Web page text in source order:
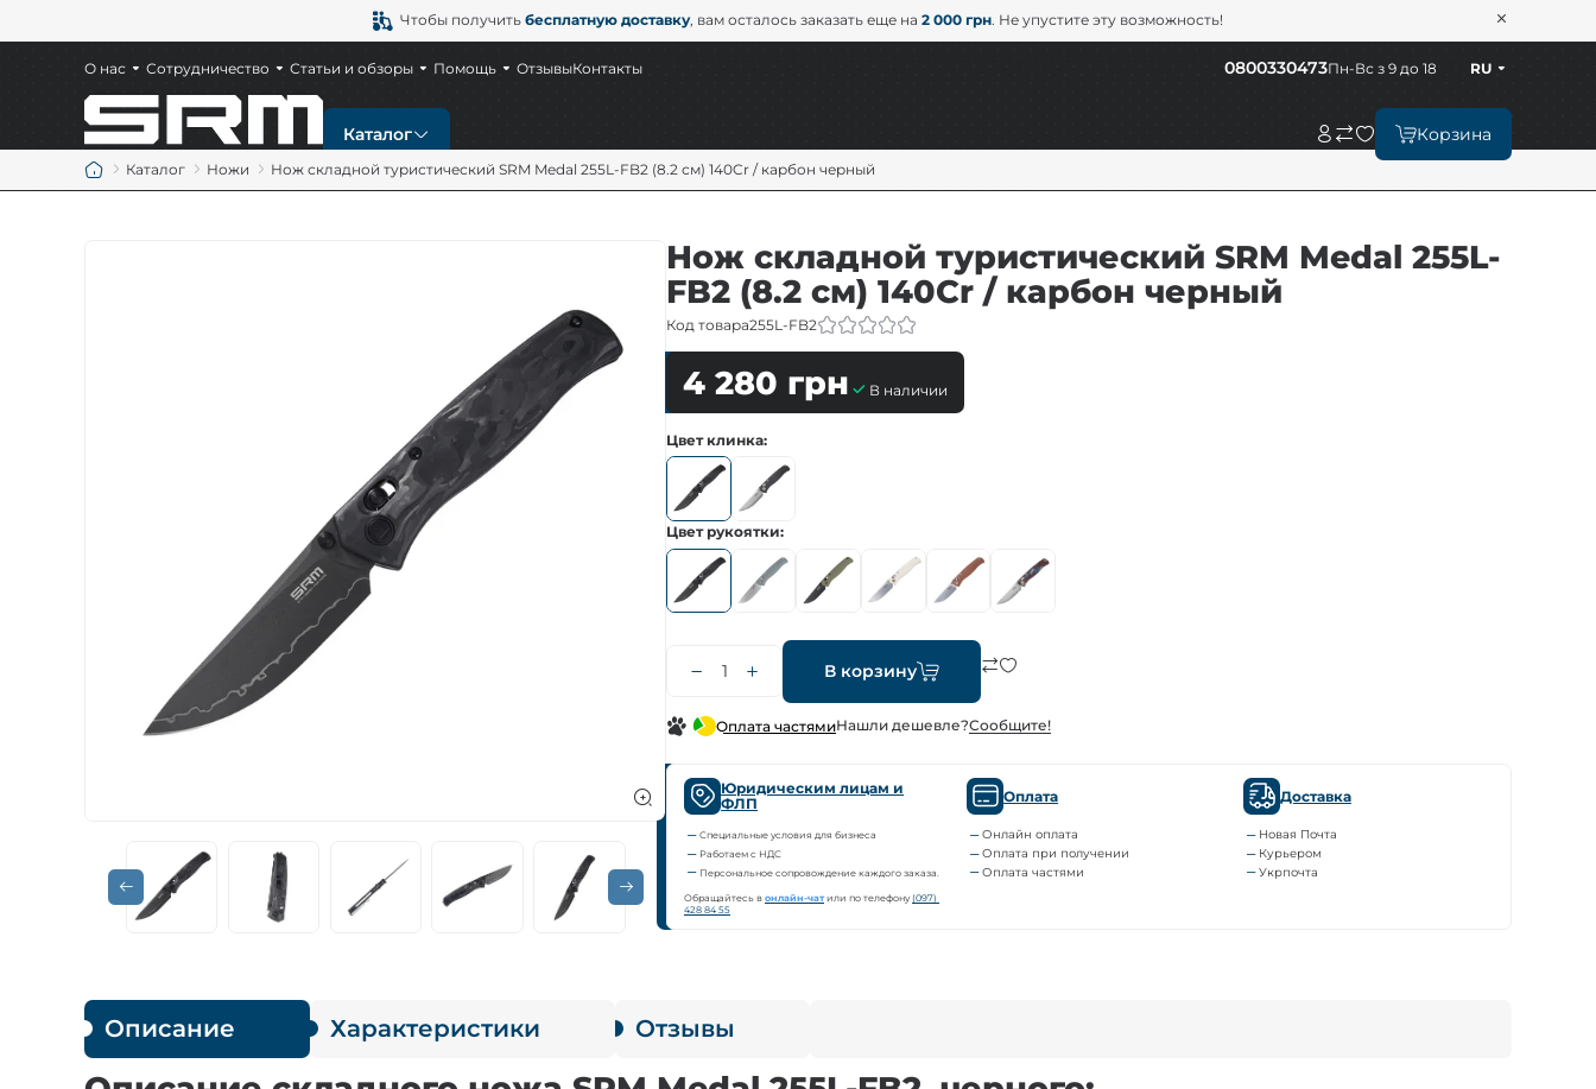
Чтобы получить бесплатную доставку, вам осталось заказать еще на 2 000 грн. Не упустите эту возможность!
Каталог
Тактические ножи
Охотничьи ножи
Ножи EDC
Корзина
Пн-Вс з 9 до 18
0800330473 RU
О нас Сотрудничество Статьи и обзоры Помощь ОтзывыКонтакты
Каталог Ножи Нож складной туристический SRM Medal 255L-FB2 (8.2 см) 140Cr / карбон черный
Нож складной туристический SRM Medal 255L-
FB2 (8.2 см) 140Cr / карбон черный
Код товара255L-FB2
4 280 грн В наличии
Цвет клинка
Цвет рукоятки
В корзину
Оплата частямиНашли дешевле?Сообщите!
Юридическим лицам и
ФЛП
Специальные условия для бизнеса
Работаем с НДС
Персональное сопровождение каждого заказа.
Обращайтесь вонлайн-чатили по телефону(097)
428 84 55
Оплата
Онлайн оплата
Оплата при получении
Оплата частями
Доставка
Новая Почта
Курьером
Укрпочта
Описание Характеристики Отзывы